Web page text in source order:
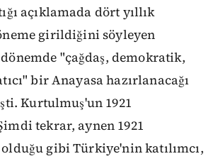
açıklamada dört yıllık
girildiğini söyleyen
"çağdaş, demokratik,
bir Anayasa hazırlanacağı
Kurtulmuş'un 1921
tekrar, aynen 1921
gibi Türkiye'nin katılımcı,